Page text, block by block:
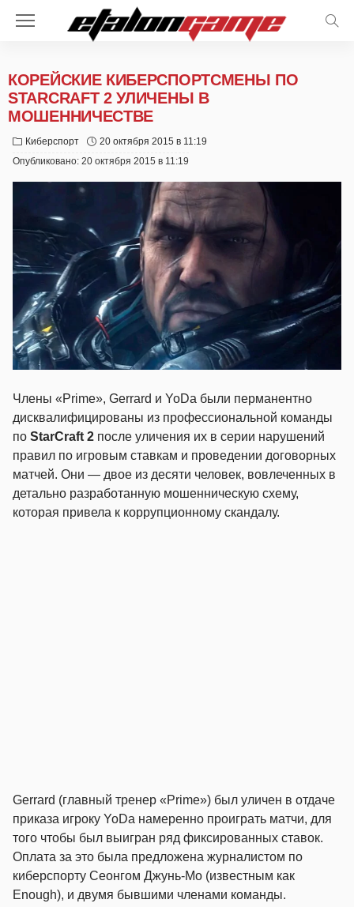
КОРЕЙСКИЕ КИБЕРСПОРТСМЕНЫ ПО
STARCRAFT 2 УЛИЧЕНЫ В
МОШЕННИЧЕСТВЕ
Киберспорт
20 октября 2015 в 11:19
Опубликовано: 20 октября 2015 в 11:19
Члены «Prime», Gerrard и YoDa были перманентно
дисквалифицированы из профессиональной команды
по StarCraft 2 после уличения их в серии нарушений
правил по игровым ставкам и проведении договорных
матчей. Они — двое из десяти человек, вовлеченных в
детально разработанную мошенническую схему,
которая привела к коррупционному скандалу.
Gerrard (главный тренер «Prime») был уличен в отдаче
приказа игроку YoDa намеренно проиграть матчи, для
того чтобы был выигран ряд фиксированных ставок.
Оплата за это была предложена журналистом по
киберспорту Сеонгом Джунь-Мо (известным как
Enough), и двумя бывшими членами команды.